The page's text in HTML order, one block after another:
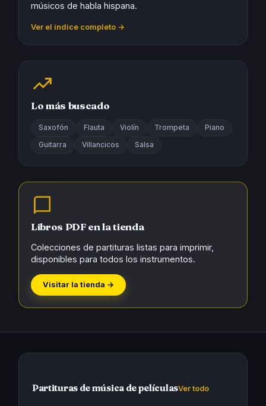
músicos de habla hispana.
Ver el índice completo →
Lo más buscado
Saxofón Flauta Violín Trompeta Piano
Guitarra Villancicos Salsa
Libros PDF en la tienda
Colecciones de partituras listas para imprimir,
disponibles para todos los instrumentos.
Visitar la tienda →
Partituras de música de películasVer todo